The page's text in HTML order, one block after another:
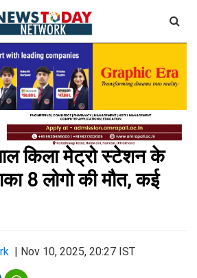
किला मेट्रो स्टेशन के
8 लोगो की मौत, कई
Nov 10, 2025, 20:27 IST